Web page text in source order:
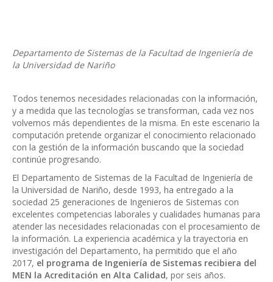
Departamento de Sistemas de la Facultad de Ingeniería de
la Universidad de Nariño
Todos tenemos necesidades relacionadas con la información,
y a medida que las tecnologías se transforman, cada vez nos
volvemos más dependientes de la misma. En este escenario la
computación pretende organizar el conocimiento relacionado
con la gestión de la información buscando que la sociedad
continúe progresando.
El Departamento de Sistemas de la Facultad de Ingeniería de
la Universidad de Nariño, desde 1993, ha entregado a la
sociedad 25 generaciones de Ingenieros de Sistemas con
excelentes competencias laborales y cualidades humanas para
atender las necesidades relacionadas con el procesamiento de
la información. La experiencia académica y la trayectoria en
investigación del Departamento, ha permitido que el año
2017, el programa de Ingeniería de Sistemas recibiera del
MEN la Acreditación en Alta Calidad, por seis años.